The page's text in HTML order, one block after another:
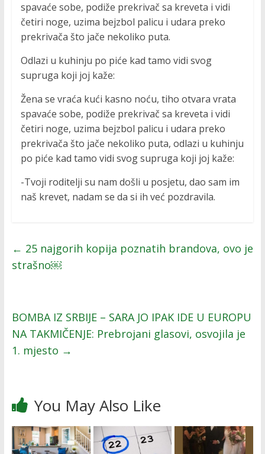
spavaće sobe, podiže prekrivač sa kreveta i vidi
četiri noge, uzima bejzbol palicu i udara preko
prekrivača što jače nekoliko puta.
Odlazi u kuhinju po piće kad tamo vidi svog
supruga koji joj kaže:
Žena se vraća kući kasno noću, tiho otvara vrata
spavaće sobe, podiže prekrivač sa kreveta i vidi
četiri noge, uzima bejzbol palicu i udara preko
prekrivača što jače nekoliko puta, odlazi u kuhinju
po piće kad tamo vidi svog supruga koji joj kaže:
-Tvoji roditelji su nam došli u posjetu, dao sam im
naš krevet, nadam se da si ih već pozdravila.
← 25 najgorih kopija poznatih brandova, ovo je
strašno￼
BOMBA IZ SRBIJE – SARA JO IPAK IDE U EUROPU
NA TAKMIČENJE: Prebrojani glasovi, osvojila je
1. mjesto →
You May Also Like